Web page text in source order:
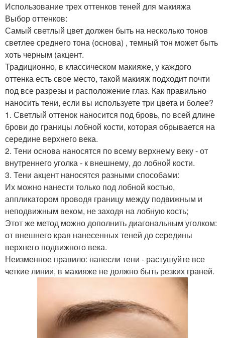
Использование трех оттенков теней для макияжа
Выбор оттенков:
Самый светлый цвет должен быть на несколько тонов
светлее среднего тона (основа) , темный тон может быть
хоть черным (акцент.
Традиционно, в классическом макияже, у каждого
оттенка есть свое место, такой макияж подходит почти
под все разрезы и расположение глаз. Как правильно
наносить тени, если вы используете три цвета и более?
1. Светлый оттенок наносится под бровь, по всей длине
брови до границы лобной кости, которая обрывается на
середине верхнего века.
2. Тени основа наносятся по всему верхнему веку - от
внутреннего уголка - к внешнему, до лобной кости.
3. Тени акцент наносятся разными способами:
Их можно нанести только под лобной костью,
аппликатором проводя границу между подвижным и
неподвижным веком, не заходя на лобную кость;
Этот же метод можно дополнить диагональным уголком:
от внешнего края нанесенных теней до середины
верхнего подвижного века.
Неизменное правило: нанесли тени - растушуйте все
четкие линии, в макияже не должно быть резких граней.